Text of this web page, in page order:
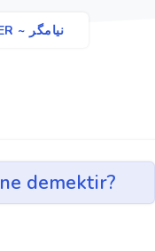
NIYÂM-GER ~ نيامگر
niyâm-ger ~ نيامگر ne demektir?